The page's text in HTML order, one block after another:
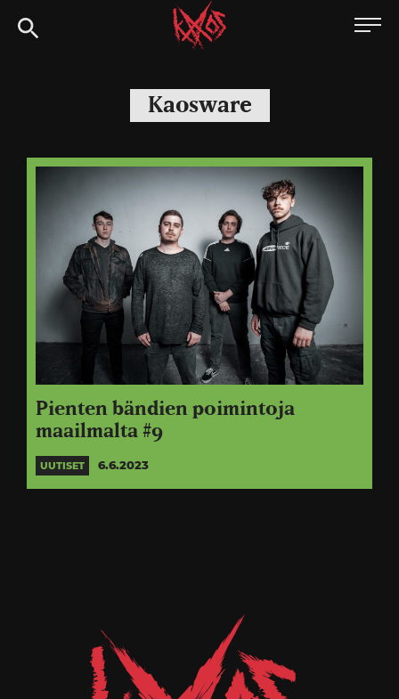
Siirry
suoraan
Kaaoszine
Kaosware
Pienten bändien poimintoja
maailmalta #9
UUTISET 6.6.2023